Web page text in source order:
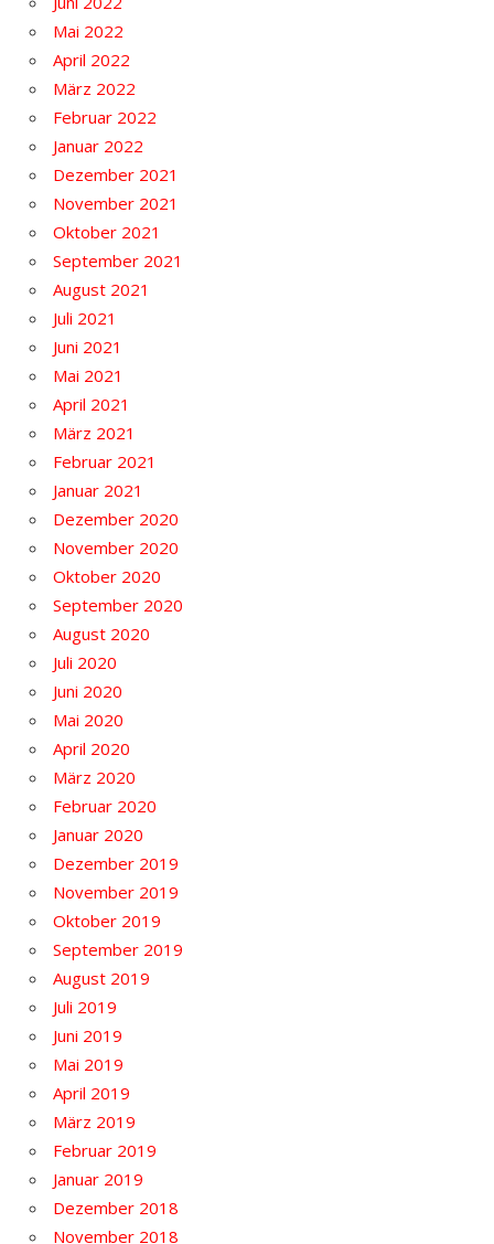
Mai 2022
April 2022
März 2022
Februar 2022
Januar 2022
Dezember 2021
November 2021
Oktober 2021
September 2021
August 2021
Juli 2021
Juni 2021
Mai 2021
April 2021
März 2021
Februar 2021
Januar 2021
Dezember 2020
November 2020
Oktober 2020
September 2020
August 2020
Juli 2020
Juni 2020
Mai 2020
April 2020
März 2020
Februar 2020
Januar 2020
Dezember 2019
November 2019
Oktober 2019
September 2019
August 2019
Juli 2019
Juni 2019
Mai 2019
April 2019
März 2019
Februar 2019
Januar 2019
Dezember 2018
November 2018